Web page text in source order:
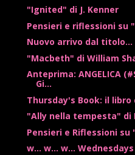
"Ignited" di J. Kenner
Pensieri e riflessioni su
Nuovo arrivo dal titolo...
"Macbeth" di William
Anteprima: ANGELICA
Gi...
Thursday's Book: il libro
"Ally nella tempesta" di
Pensieri e Riflessioni su
w... w... w... Wednesdays